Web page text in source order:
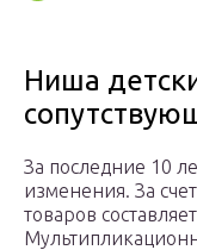
Ниша
За последние 10
изменения. За
товаров